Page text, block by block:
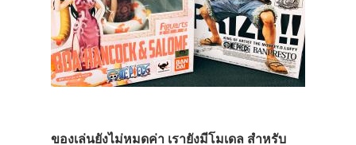
ของเล่นยังไม่หมดค่า เรายังมีโมเดล สำหรับ